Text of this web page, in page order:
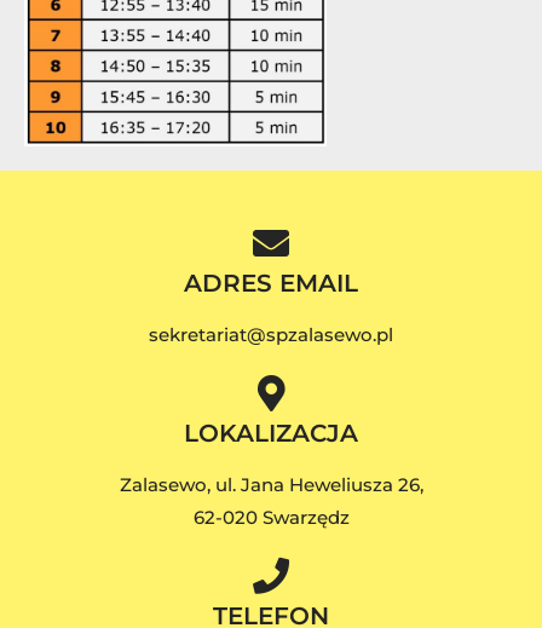
ADRES EMAIL
sekretariat@spzalasewo.pl
LOKALIZACJA
Zalasewo, ul. Jana Heweliusza 26,
62-020 Swarzędz
TELEFON